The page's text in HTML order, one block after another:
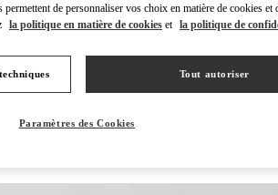
de personnaliser vos choix en matière de cookies et
la politique en matière de cookies et la politique de
Tout autoriser
Paramètres des Cookies